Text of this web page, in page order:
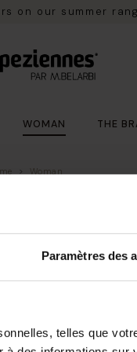
Paramètres des
telles que
on our summer
WOMAN THE
Woman